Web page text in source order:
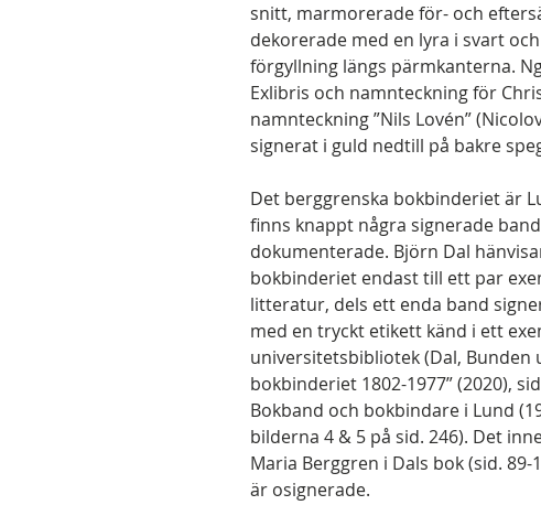
snitt, marmorerade för- och
dekorerade med en lyra i svart
förgyllning längs pärmkanterna.
Exlibris och namnteckning för
namnteckning ”Nils Lovén”
signerat i guld nedtill på bakre
Det berggrenska bokbinderiet är
finns knappt några signerade
dokumenterade. Björn Dal
bokbinderiet endast till ett par
litteratur, dels ett enda band
med en tryckt etikett känd i ett
universitetsbibliotek (Dal, Bunden
bokbinderiet 1802-1977” (2020),
Bokband och bokbindare i Lund
bilderna 4 & 5 på sid. 246). Det
Maria Berggren i Dals bok (sid.
är osignerade.